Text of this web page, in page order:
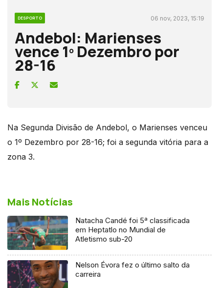
DESPORTO 06 nov, 2023, 15:19
Andebol: Marienses
vence 1º Dezembro por
28-16
Na Segunda Divisão de Andebol, o Marienses venceu
o 1º Dezembro por 28-16; foi a segunda vitória para a
zona 3.
Mais Notícias
Natacha Candé foi 5ª classificada
em Heptatlo no Mundial de
Atletismo sub-20
Nelson Évora fez o último salto da
carreira